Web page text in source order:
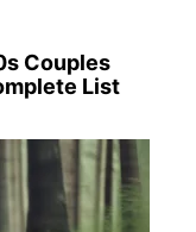
Couples
List